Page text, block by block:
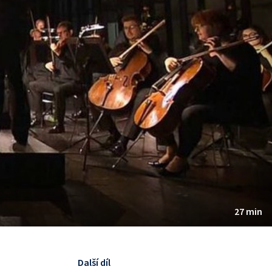
27 min
Další díl